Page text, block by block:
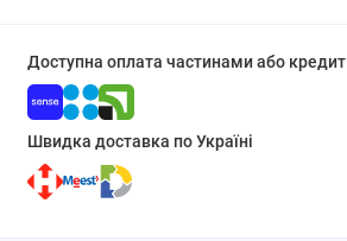
Доступна оплата частинами або кредит
Швидка доставка по Україні